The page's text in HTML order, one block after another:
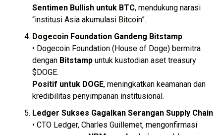
Sentimen Bullish untuk BTC, mendukung narasi
“institusi Asia akumulasi Bitcoin”.
Dogecoin Foundation Gandeng Bitstamp
• Dogecoin Foundation (House of Doge) bermitra
dengan Bitstamp untuk kustodian aset treasury
$DOGE.
Positif untuk DOGE, meningkatkan keamanan dan
kredibilitas penyimpanan institusional.
Ledger Sukses Gagalkan Serangan Supply Chain
• CTO Ledger, Charles Guillemet, mengonfirmasi